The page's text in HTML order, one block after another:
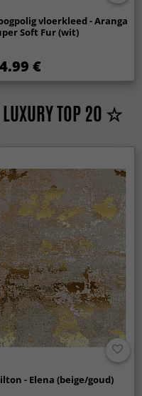
vloerkleed - Aranga
Soft Fur (wit)
€
LUXURY TOP 20 ☆
- Elena (beige/goud)